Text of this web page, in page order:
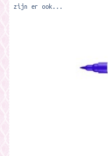
zijn er ook...